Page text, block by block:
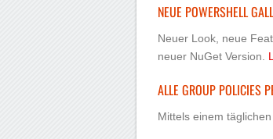
NEUE POWERSHELL
Neuer Look, neue
neuer NuGet Version.
ALLE GROUP POLICIES
Mittels einem